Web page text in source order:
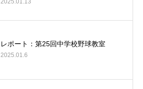
2025.01.13
レポート：第25回中学校野球教室
2025.01.6